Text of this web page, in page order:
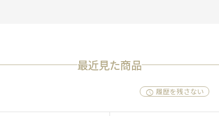
最近見た商品
履歴を残さない